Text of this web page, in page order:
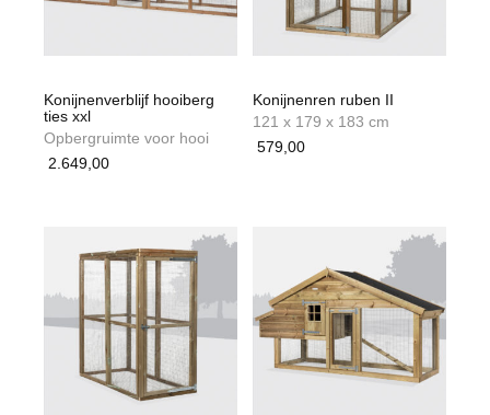
Konijnenverblijf hooiberg
ties xxl
Opbergruimte voor hooi
2.649,00
Konijnenren ruben II
121 x 179 x 183 cm
579,00